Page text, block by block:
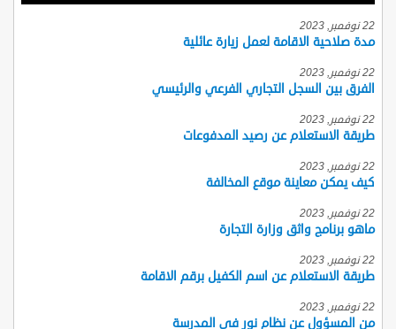
22 نوفمبر, 2023
مدة صلاحية الاقامة لعمل زيارة عائلية
22 نوفمبر, 2023
الفرق بين السجل التجاري الفرعي والرئيسي
22 نوفمبر, 2023
طريقة الاستعلام عن رصيد المدفوعات
22 نوفمبر, 2023
كيف يمكن معاينة موقع المخالفة
22 نوفمبر, 2023
ماهو برنامج واثق وزارة التجارة
22 نوفمبر, 2023
طريقة الاستعلام عن اسم الكفيل برقم الاقامة
22 نوفمبر, 2023
من المسؤول عن نظام نور في المدرسة